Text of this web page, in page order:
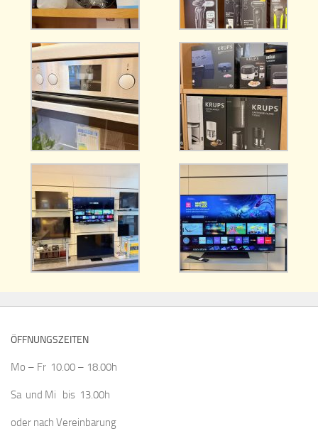
ÖFFNUNGSZEITEN
Mo – Fr 10.00 – 18.00h
Sa und Mi bis 13.00h
oder nach Vereinbarung